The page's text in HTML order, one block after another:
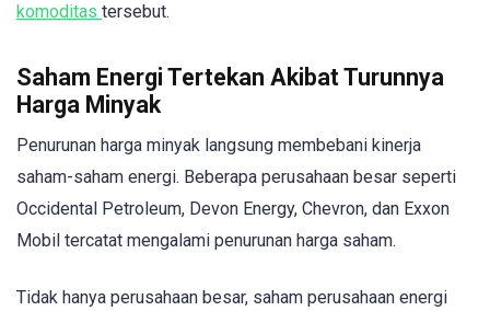
komoditas tersebut.
Saham Energi Tertekan Akibat Turunnya
Harga Minyak
Penurunan harga minyak langsung membebani kinerja
saham-saham energi. Beberapa perusahaan besar seperti
Occidental Petroleum, Devon Energy, Chevron, dan Exxon
Mobil tercatat mengalami penurunan harga saham.
Tidak hanya perusahaan besar, saham perusahaan energi